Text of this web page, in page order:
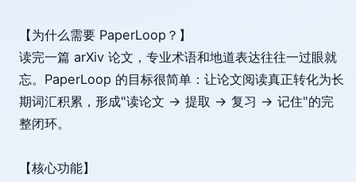
【为什么需要 PaperLoop？】
读完一篇 arXiv 论文，专业术语和地道表达往往一过眼就
忘。PaperLoop 的目标很简单：让论文阅读真正转化为长
期词汇积累，形成"读论文 → 提取 → 复习 → 记住"的完
整闭环。
【核心功能】